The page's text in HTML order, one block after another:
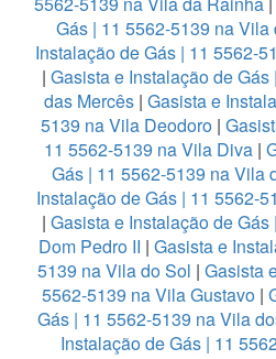
Gás | 11 5562-5139 na Vila
Instalação de Gás | 11 5562-
| Gasista e Instalação de
das Mercês | Gasista e
5139 na Vila Deodoro|
11 5562-5139 na Vila Diva |
Gás | 11 5562-5139 na Vila
Instalação de Gás | 11 5562-
| Gasista e Instalação de
Dom Pedro II | Gasista e
5139 na Vila do Sol | Gasista
5562-5139 na Vila Gustavo |
Gás | 11 5562-5139 na Vila
Instalação de Gás | 11